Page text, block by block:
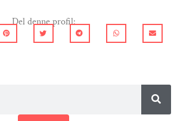
Del denne profil: